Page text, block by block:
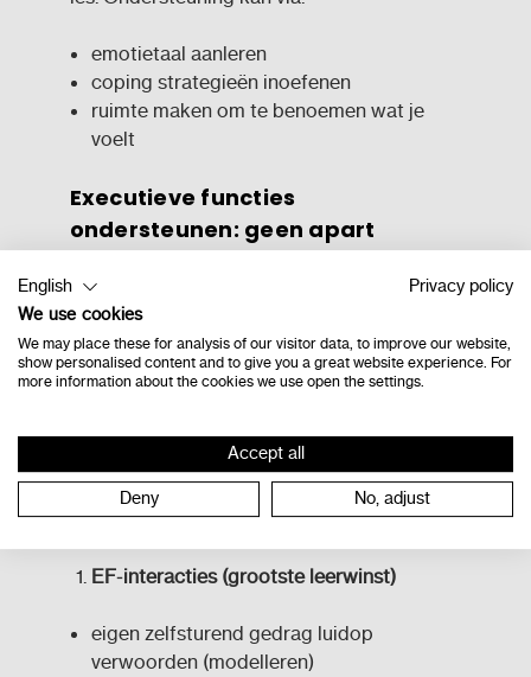
emotietaal aanleren
coping strategieën inoefenen
ruimte maken om te benoemen wat je
voelt
Executieve functies
ondersteunen: geen apart
Binnen het Odisee onderzoeksproject Zet je
EF‑bril op
bewustniet gekozen voor geïsoleerde
oefenprogramma’s. Onderzoek toont dat de
ondersteunen van EFgeïntegreerd worden
in de dagelijkse klaswerking
Er zijn drie belangrijke pijlers:
EF‑interacties (grootste leerwinst)
eigen zelfsturend gedrag luidop
verwoorden (modelleren)
English
Privacy policy
We use cookies
We may place these for analysis of our visitor data, to improve our website,
show personalised content and to give you a great website experience. For
more information about the cookies we use open the settings.
Accept all
Deny No, adjust